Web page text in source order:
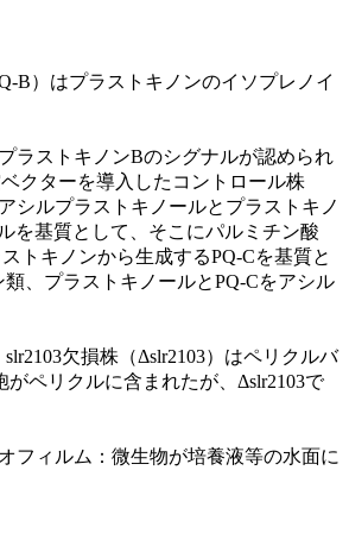
B）はプラストキノンのイソプレノイ
ラストキノンBのシグナルが認められ
クターを導入したコントロール株
シルプラストキノールとプラストキノ
を基質として、そこにパルミチン酸
トキノンから生成するPQ-Cを基質と
、プラストキノールとPQ-Cをアシル
欠損株（Δslr2103）はペリクルバ
ペリクルに含まれたが、Δslr2103で
フィルム：微生物が培養液等の水面に